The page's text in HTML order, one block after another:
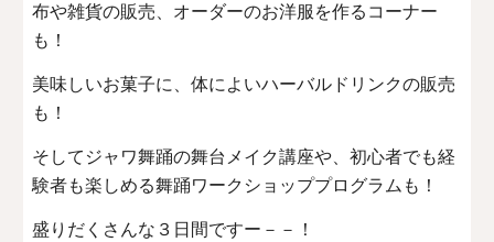
布や雑貨の販売、オーダーのお洋服を作るコーナー
も！
美味しいお菓子に、体によいハーバルドリンクの販売
も！
そしてジャワ舞踊の舞台メイク講座や、初心者でも経
験者も楽しめる舞踊ワークショッププログラムも！
盛りだくさんな３日間ですー－－！